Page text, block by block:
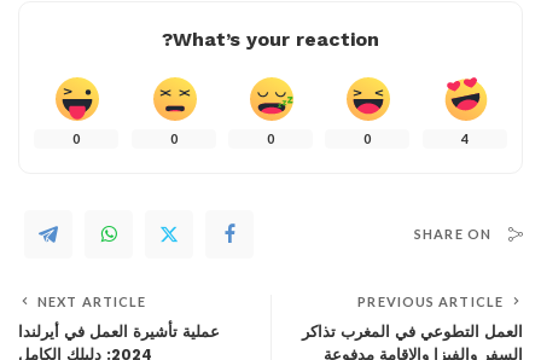
What’s your reaction?
4
0
0
0
0
SHARE ON
PREVIOUS ARTICLE
العمل التطوعي في المغرب تذاكر
السفر والفيزا والإقامة مدفوعة
NEXT ARTICLE
عملية تأشيرة العمل في أيرلندا
2024: دليلك الكامل